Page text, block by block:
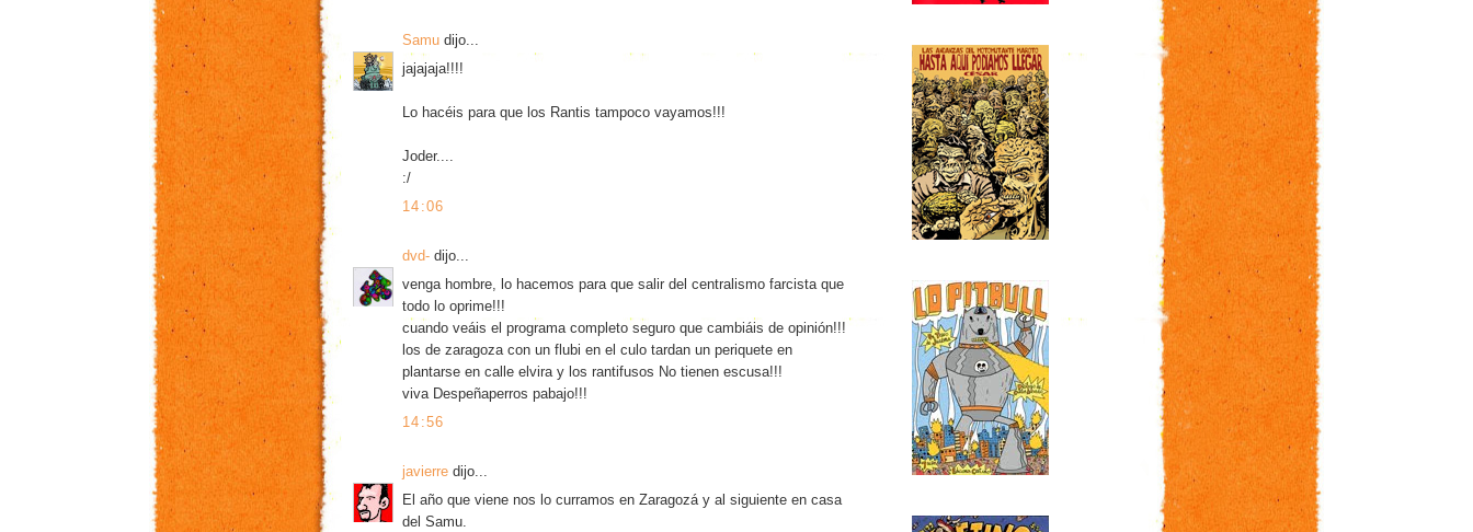
Samu dijo...
jajajaja!!!!
Lo hacéis para que los Rantis tampoco vayamos!!!
Joder....
:/
14:06
dvd- dijo...
venga hombre, lo hacemos para que salir del centralismo farcista que
todo lo oprime!!!
cuando veáis el programa completo seguro que cambiáis de opinión!!!
los de zaragoza con un flubi en el culo tardan un periquete en
plantarse en calle elvira y los rantifusos No tienen escusa!!!
viva Despeñaperros pabajo!!!
14:56
javierre dijo...
El año que viene nos lo curramos en Zaragozá y al siguiente en casa
del Samu.